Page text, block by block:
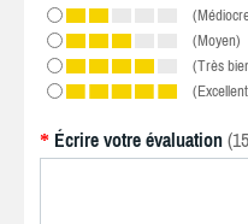
(Moyen)
(Très
* Écrire votre évaluation